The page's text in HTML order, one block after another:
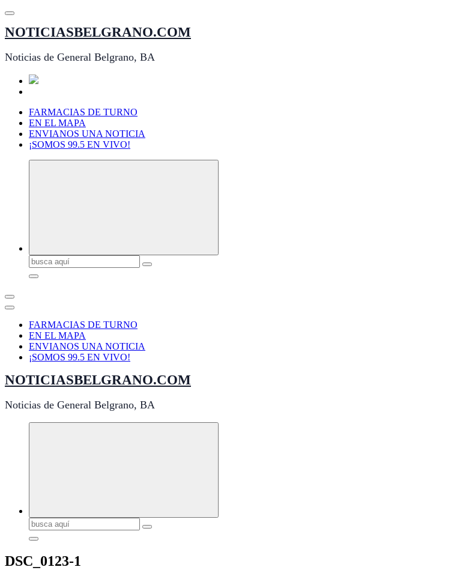
Saltar
contenido
NOTICIASBELGRANO.COM
Noticias de General Belgrano, BA
FARMACIAS DE TURNO
EN EL MAPA
ENVIANOS UNA NOTICIA
¡SOMOS 99.5 EN VIVO!
Buscar:
FARMACIAS DE TURNO
EN EL MAPA
ENVIANOS UNA NOTICIA
¡SOMOS 99.5 EN VIVO!
NOTICIASBELGRANO.COM
Noticias de General Belgrano, BA
Buscar:
DSC_0123-1